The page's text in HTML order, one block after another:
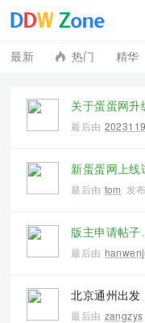
最新 热门 精华
关于蛋蛋网升
最后由
新蛋蛋网上线
最后由 tom 发
版主申请帖
最后由
北京通州出发
最后由 zangzys